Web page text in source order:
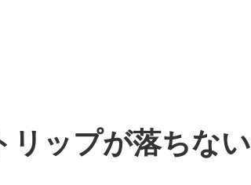
リップが落ちない